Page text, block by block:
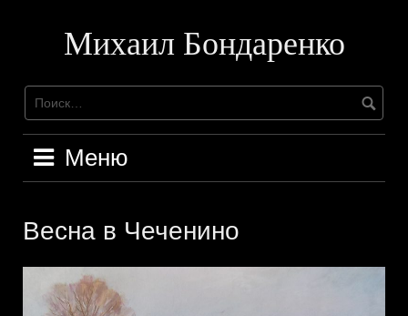
содержимомуМихаил Бондаренко
Меню
Весна в Чеченино